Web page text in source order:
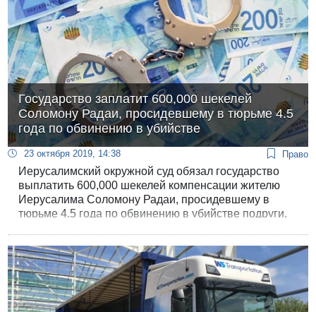
Государство заплатит 600,000 шекелей
Cоломону Радаи, просидевшему в тюрьме 4.5
года по обвинению в убийстве
23 октября 2019, 14:38 Право
Иерусалимский окружной суд обязал государство
выплатить 600,000 шекелей компенсации жителю
Иерусалима Соломону Радаи, просидевшему в
тюрьме 4.5 года по обвинению в убийстве подруги.